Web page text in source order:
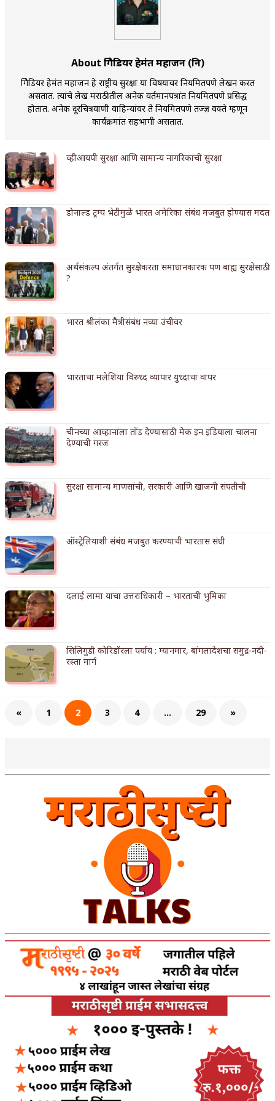
किती घोषणांचा पाऊस होता
कसं हुईन तं हू माय…
काळजाचे प्रेत
चमकदार चांदी
आदिवासींचा डॉक्टर, समाजसेवेचा ध्यास : डॉ. राहुल
सुवर्ण – झळाळी
अष्टपैलू : खंडू रांगणेकर
बुडीच खटलं – संयुक्त कुटुंब का गरजेचं?
About ब्रिगेडियर हेमंत महाजन (नि)
ब्रिगेडियर हेमंत महाजन हे राष्ट्रीय सुरक्षा या विषयावर नियमितपणे लेखन करत
असतात. त्यांचे लेख मराठीतील अनेक वर्तमानपत्रांत नियमितपणे प्रसिद्ध
होतात. अनेक दूरचित्रवाणी वाहिन्यांवर ते नियमितपणे तज्ज्ञ वक्ते म्हणून
कार्यक्रमांत सहभागी असतात.
व्हीआयपी सुरक्षा आणि सामान्य नागरिकांची सुरक्षा
डोनाल्ड ट्रम्प भेटीमुळे भारत अमेरिका संबंध मजबुत होण्यास मदत
अर्थसंकल्प अंतर्गत सुरक्षेकरता समाधानकारक पण बाह्य सुरक्षेसाठी
?
भारत श्रीलंका मैत्रीसंबंध नव्या उंचीवर
भारताचा मलेशिया विरुध्द व्यापार युध्दाचा वापर
चीनच्या आव्हानांला तोंड देण्यासाठी मेक इन इंडियाला चालना
देण्याची गरज
सुरक्षा सामान्य माणसांची, सरकारी आणि खाजगी संपतीची
ऑस्ट्रेलियाशी संबंध मजबुत करण्याची भारतास संधी
दलाई लामा यांचा उत्तराधिकारी – भारताची भुमिका
सिलिगुडी कोरिडॉरला पर्याय : म्यानमार, बांगलादेशचा समुद्र-नदी-
रस्ता मार्ग
« 1 2 3 4 … 29 »